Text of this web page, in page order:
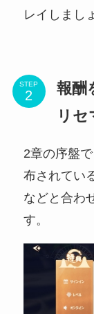
レイしまし
STEP
報酬
リセ
2章の序盤
布されてい
などと合わ
す。